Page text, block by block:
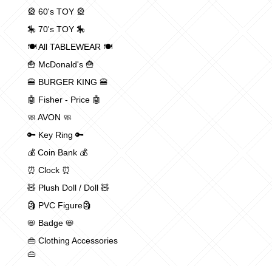
🎡 60's TOY 🎡
🎠 70's TOY 🎠
🍽 All TABLEWEAR 🍽
🍟 McDonald's 🍟
🍔 BURGER KING 🍔
🤖 Fisher - Price 🤖
🧼 AVON 🧼
🔑 Key Ring 🔑
💰 Coin Bank 💰
⏰ Clock ⏰
🧸 Plush Doll / Doll 🧸
🗿 PVC Figure🗿
📛 Badge 📛
👜 Clothing Accessories
👜